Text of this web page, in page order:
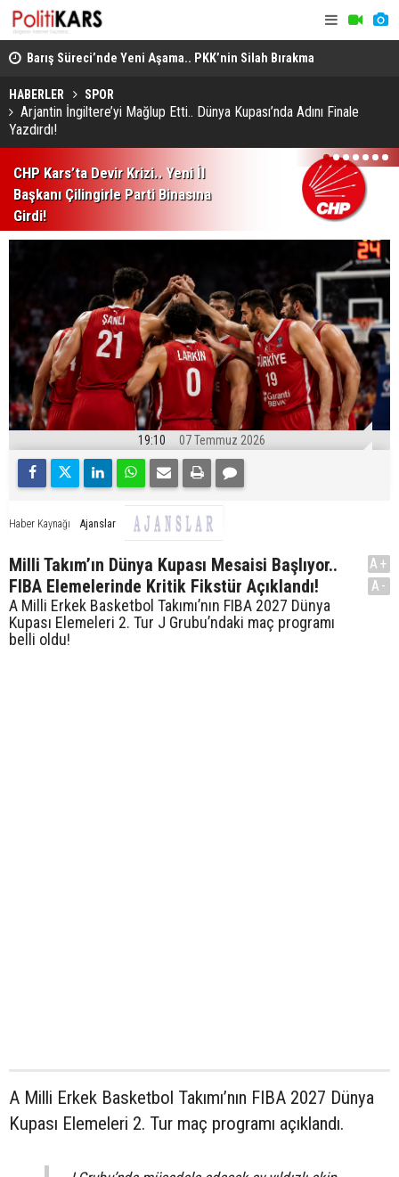
Barış Süreci’nde Yeni Aşama.. PKK’nin Silah Bırakma
Kararından Meclis’teki “Çerçeve Yasa”na!
HABERLER SPOR
Arjantin İngiltere’yi Mağlup Etti.. Dünya Kupası’nda Adını Finale
Yazdırdı!
CHP Kars’ta Devir Krizi.. Yeni İl
Başkanı Çilingirle Parti Binasına
Girdi!
1 2 3 4 5 6 7
19:10 07 Temmuz 2026
Haber Kaynağı Ajanslar
Milli Takım’ın Dünya Kupası Mesaisi Başlıyor..
FIBA Elemelerinde Kritik Fikstür Açıklandı!
A Milli Erkek Basketbol Takımı’nın FIBA 2027 Dünya
Kupası Elemeleri 2. Tur J Grubu’ndaki maç programı
belli oldu!
A+
A-
A Milli Erkek Basketbol Takımı’nın FIBA 2027 Dünya
Kupası Elemeleri 2. Tur maç programı açıklandı.